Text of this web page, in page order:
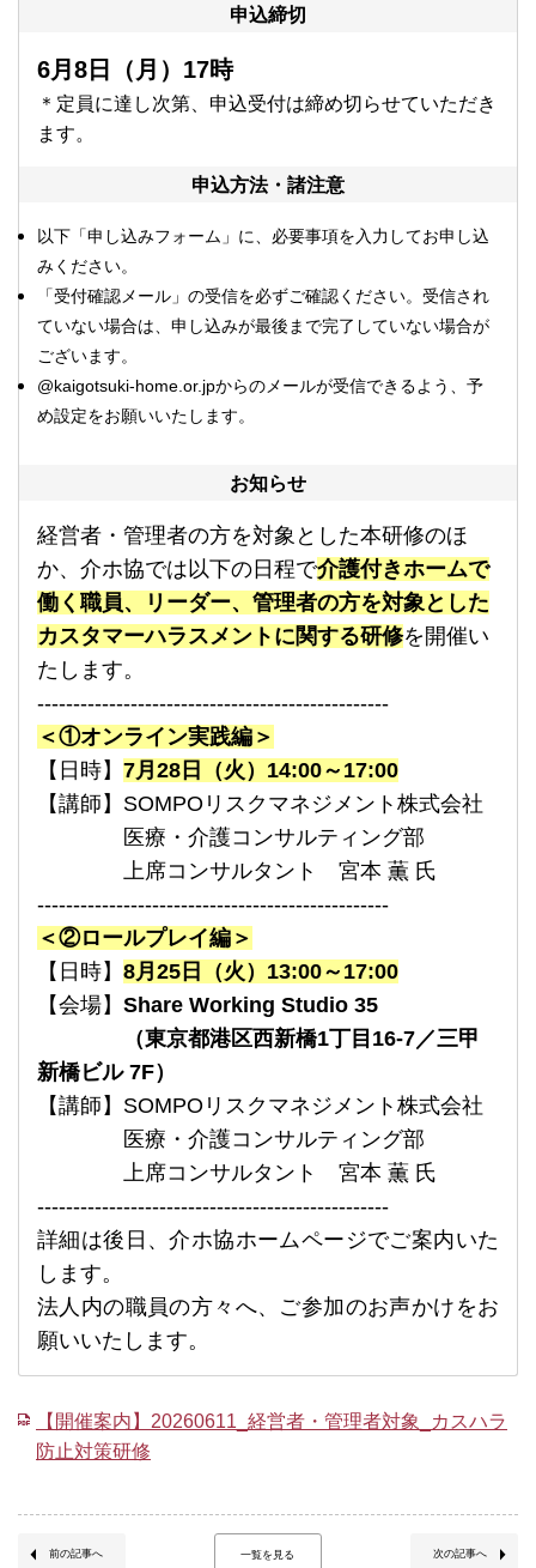
申込締切
6月8日（月）17時
＊定員に達し次第、申込受付は締め切らせていただき
ます。
申込方法・諸注意
以下「申し込みフォーム」に、必要事項を入力してお申し込
みください。
「受付確認メール」の受信を必ずご確認ください。受信され
ていない場合は、申し込みが最後まで完了していない場合が
ございます。
@kaigotsuki-home.or.jpからのメールが受信できるよう、予
め設定をお願いいたします。
お知らせ
経営者・管理者の方を対象とした本研修のほ
か、介ホ協では以下の日程で介護付きホームで
働く職員、リーダー、管理者の方を対象とした
カスタマーハラスメントに関する研修を開催い
たします。
-------------------------------------------------
＜①オンライン実践編＞
【日時】 7月28日（火）14:00～17:00
【講師】SOMPOリスクマネジメント株式会社
医療・介護コンサルティング部
上席コンサルタント 宮本 薫 氏
-------------------------------------------------
＜②ロールプレイ編＞
【日時】 8月25日（火）13:00～17:00
【会場】 Share Working Studio 35
（東京都港区西新橋1丁目16-7／三甲
新橋ビル 7F）
【講師】SOMPOリスクマネジメント株式会社
医療・介護コンサルティング部
上席コンサルタント 宮本 薫 氏
-------------------------------------------------
詳細は後日、介ホ協ホームページでご案内いた
します。
法人内の職員の方々へ、ご参加のお声かけをお
願いいたします。
【開催案内】20260611_経営者・管理者対象_カスハラ
防止対策研修
前の記事へ 一覧を見る 次の記事へ